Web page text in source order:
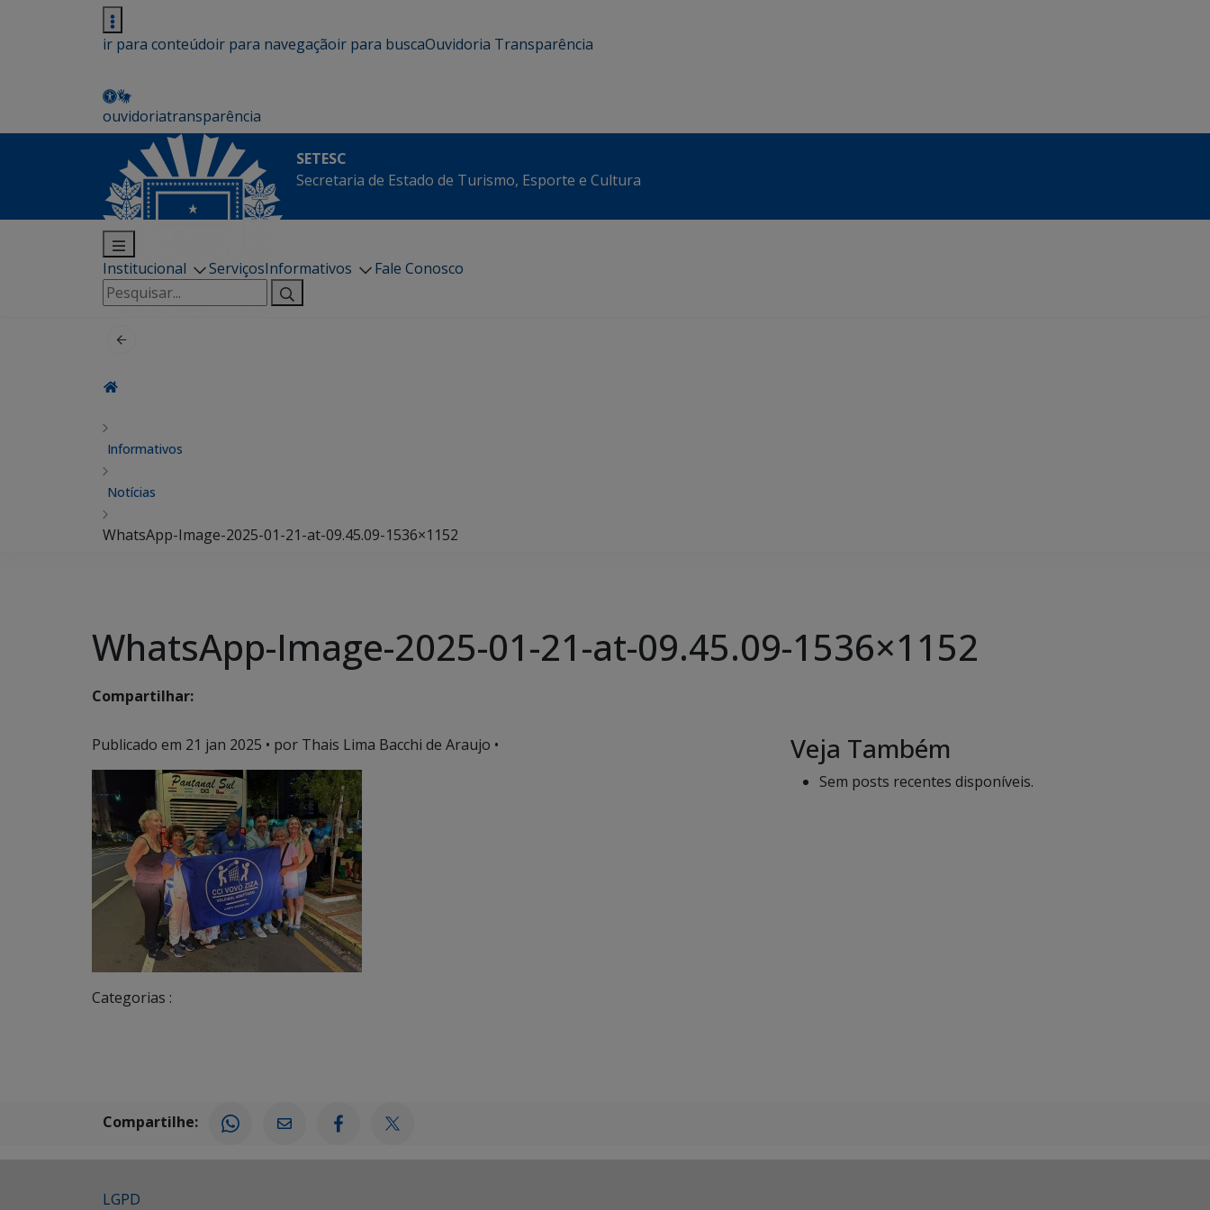
ir para conteúdoir para navegaçãoir para buscaOuvidoria Transparência
ouvidoriatransparência
SETESC
Secretaria de Estado de Turismo, Esporte e Cultura
Institucional ServiçosInformativos
Fale Conosco
Pesquisar
por:
Informativos
Notícias
WhatsApp-Image-2025-01-21-at-09.45.09-1536×1152
WhatsApp-Image-2025-01-21-at-09.45.09-1536×1152
Compartilhar:
Publicado em 21 jan 2025 • por Thais Lima Bacchi de Araujo •
Categorias :
Veja Também
Sem posts recentes disponíveis.
Compartilhe:
LGPD